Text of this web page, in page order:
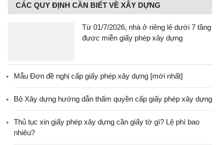
CÁC QUY ĐỊNH CẦN BIẾT VỀ XÂY DỰNG
Từ 01/7/2026, nhà ở riêng lẻ dưới 7 tầng
được miễn giấy phép xây dựng
Mẫu Đơn đề nghị cấp giấy phép xây dựng [mới nhất]
Bộ Xây dựng hướng dẫn thẩm quyền cấp giấy phép xây dựng
Thủ tục xin giấy phép xây dựng cần giấy tờ gì? Lệ phí bao
nhiêu?